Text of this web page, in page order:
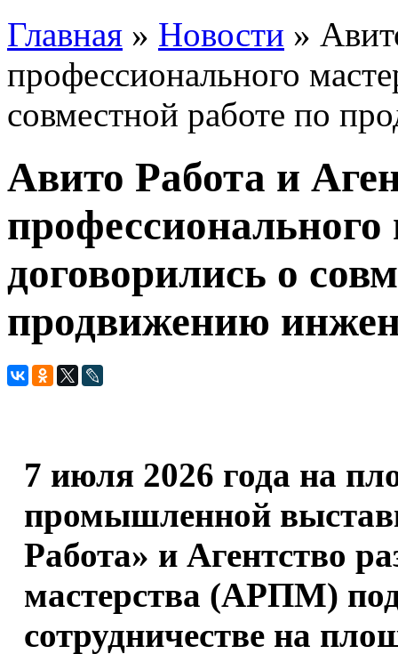
Вы здесь
Главная » Новости »
профессионального
совместной работе по
Авито Работа и
профессионального
договорились о
продвижению
7 июля 2026 года на
промышленной
Работа» и Агентство
мастерства (АРПМ)
сотрудничестве на